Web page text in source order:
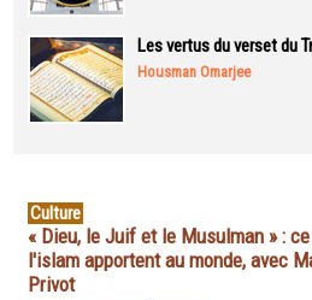
Les vertus du verset du
Housman Omarjee
Culture
« Dieu, le Juif et le Musulman » :
l'islam apportent au monde, avec
Privot